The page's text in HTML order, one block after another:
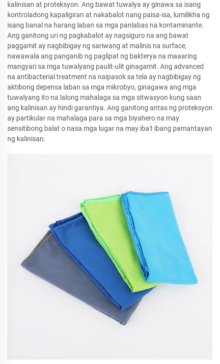
kalinisan at proteksyon. Ang bawat tuwalya ay ginawa sa isang
kontroladong kapaligiran at nakabalot nang paisa-isa, lumilikha ng
isang banal na harang laban sa mga panlabas na kontaminante.
Ang ganitong uri ng pagkabalot ay nagsiguro na ang bawat
paggamit ay nagbibigay ng sariwang at malinis na surface,
nawawala ang panganib ng paglipat ng bakterya na maaaring
mangyari sa mga tuwalyang paulit-ulit ginagamit. Ang advanced
na antibacterial treatment na naipasok sa tela ay nagbibigay ng
aktibong depensa laban sa mga mikrobyo, ginagawa ang mga
tuwalyang ito na lalong mahalaga sa mga sitwasyon kung saan
ang kalinisan ay hindi garantiya. Ang ganitong antas ng proteksyon
ay partikular na mahalaga para sa mga biyahero na may
sensitibong balat o nasa mga lugar na may iba't ibang pamantayan
ng kalinisan.